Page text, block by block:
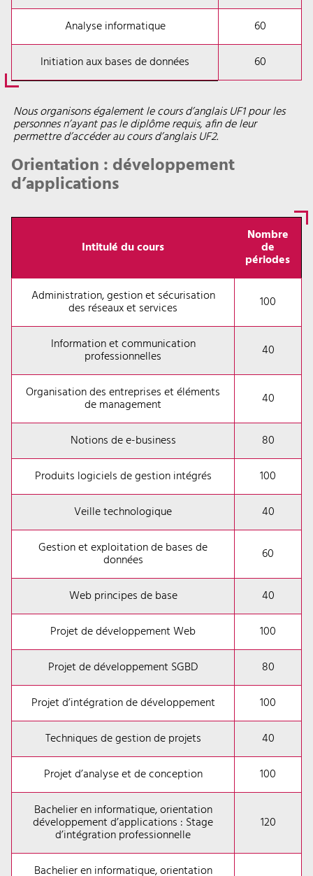
Analyse informatique
60
Initiation aux bases de données
60
Nous organisons également le cours d’anglais UF1 pour les
personnes n’ayant pas le diplôme requis, afin de leur
permettre d’accéder au cours d’anglais UF2.
Orientation : développement
d’applications
Intitulé du cours
Nombre
de
périodes
Administration, gestion et sécurisation
des réseaux et services 100
Information et communication
professionnelles 40
Organisation des entreprises et éléments
de management 40
Notions de e-business
80
Produits logiciels de gestion intégrés
100
Veille technologique
40
Gestion et exploitation de bases de
données 60
Web principes de base
40
Projet de développement Web
100
Projet de développement SGBD
80
Projet d’intégration de développement
100
Techniques de gestion de projets
40
Projet d’analyse et de conception
100
Bachelier en informatique, orientation
développement d’applications : Stage
d’intégration professionnelle
120
Bachelier en informatique, orientation